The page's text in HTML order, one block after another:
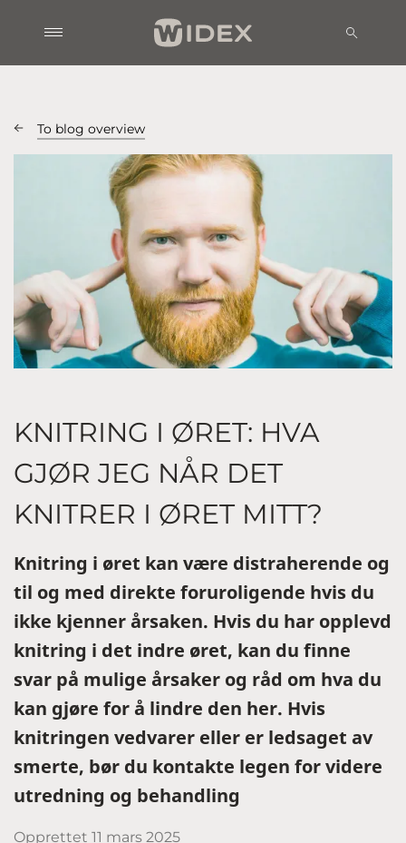
To blog overview
KNITRING I ØRET: HVA
GJØR JEG NÅR DET
KNITRER I ØRET MITT?
Knitring i øret kan være distraherende og
til og med direkte foruroligende hvis du
ikke kjenner årsaken. Hvis du har opplevd
knitring i det indre øret, kan du finne
svar på mulige årsaker og råd om hva du
kan gjøre for å lindre den her. Hvis
knitringen vedvarer eller er ledsaget av
smerte, bør du kontakte legen for videre
utredning og behandling
Opprettet 11 mars 2025